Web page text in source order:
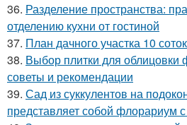
36. Разделение пространства:
отделению кухни от гостиной
37. План дачного участка 10
38. Выбор плитки для
советы и рекомендации
39. Сад из суккулентов на
представляет собой флорариум